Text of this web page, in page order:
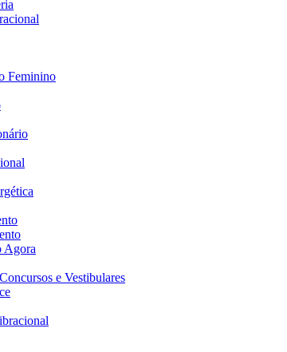
Feminino
Agora
e Vestibulares